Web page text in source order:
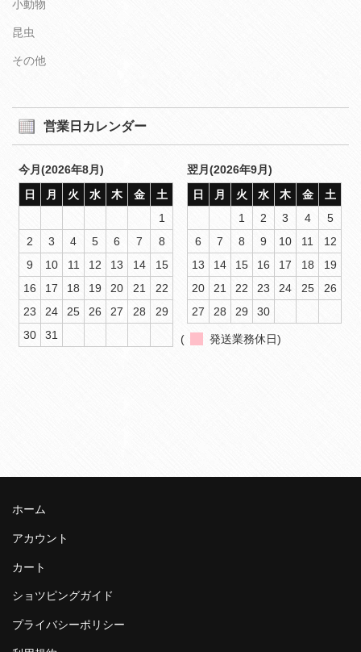
小動物
昆虫
その他
営業日カレンダー
今月(2026年8月)
日
月 火 水 木 金
土
1
2
3 4 5 6 7
8
9
10 11 12 13 14
15
16
17 18 19 20 21
22
23
24 25 26 27 28
29
30
31
翌月(2026年9月)
日
月 火 水 木 金
土
1
2 3 4
5
6
7 8 9 10 11
12
13
14 15 16 17 18
19
20
21 22 23 24 25
26
27
28 29 30
( 発送業務休日)
ホーム
アカウント
カート
ショツピングガイド
プライバシーポリシー